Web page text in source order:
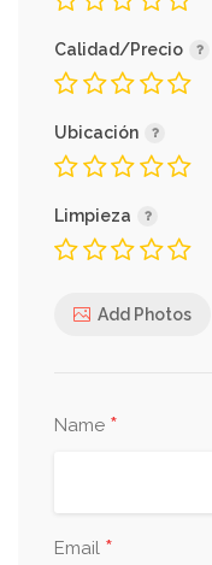
Calidad/Precio
Ubicación
Limpieza
Add Photos
Name *
Email *